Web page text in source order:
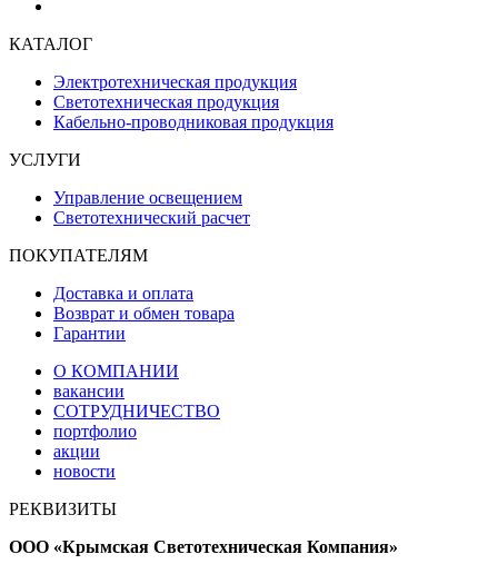
КАТАЛОГ
Электротехническая продукция
Светотехническая продукция
Кабельно-проводниковая продукция
УСЛУГИ
Управление освещением
Светотехнический расчет
ПОКУПАТЕЛЯМ
Доставка и оплата
Возврат и обмен товара
Гарантии
О КОМПАНИИ
вакансии
СОТРУДНИЧЕСТВО
портфолио
акции
новости
РЕКВИЗИТЫ
ООО «Крымская Светотехническая Компания»